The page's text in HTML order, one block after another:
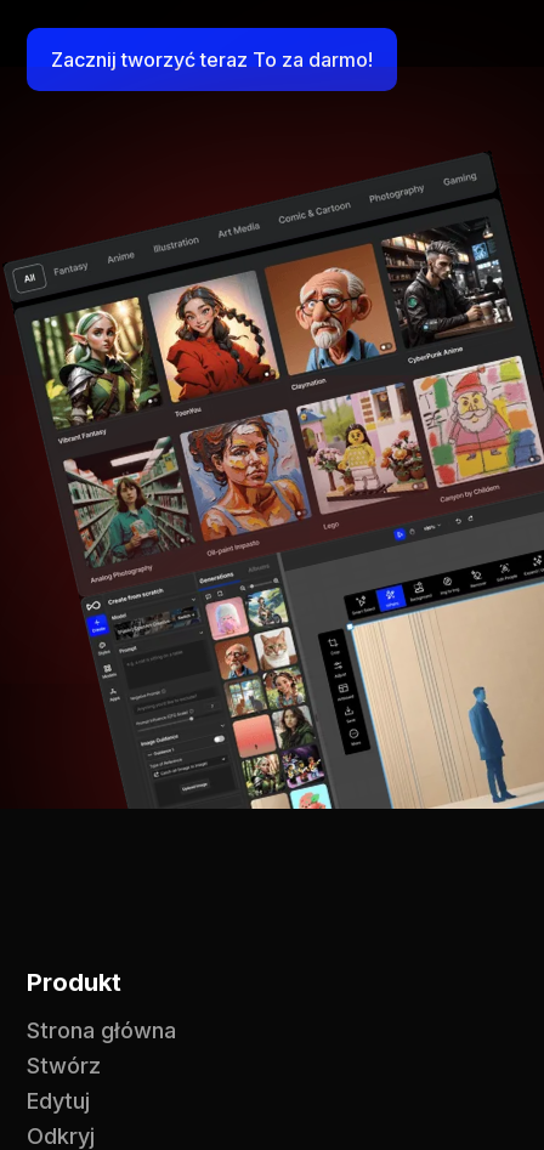
Zacznij tworzyć teraz To za darmo!
Produkt
Strona główna
Stwórz
Edytuj
Odkryj